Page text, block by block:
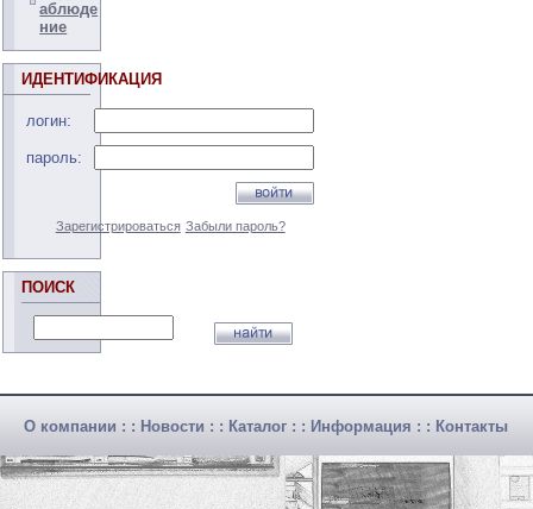
аблюде
ние
ИДЕНТИФИКАЦИЯ
логин:
пароль:
Зарегистрироваться Забыли пароль?
ПОИСК
О компании : : Новости : : Каталог : : Информация : : Контакты